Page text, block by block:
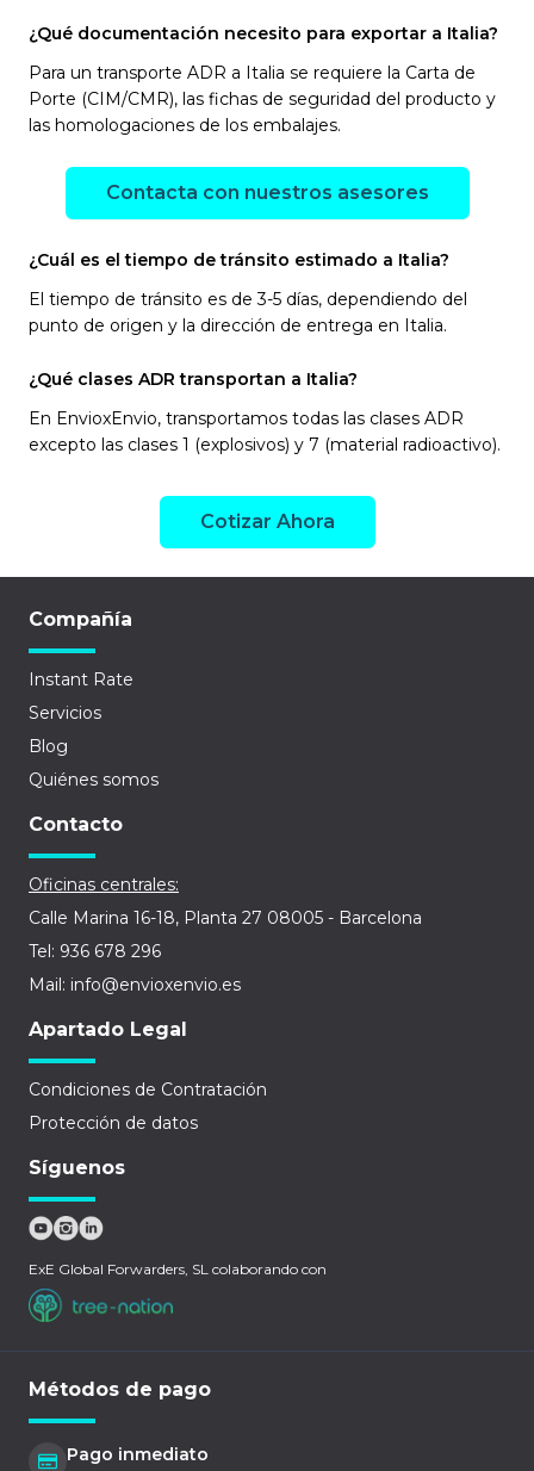
¿Qué documentación necesito para exportar a Italia?
Para un transporte ADR a Italia se requiere la Carta de
Porte (CIM/CMR), las fichas de seguridad del producto y
las homologaciones de los embalajes.
Contacta con nuestros asesores
¿Cuál es el tiempo de tránsito estimado a Italia?
El tiempo de tránsito es de 3-5 días, dependiendo del
punto de origen y la dirección de entrega en Italia.
¿Qué clases ADR transportan a Italia?
En EnvioxEnvio, transportamos todas las clases ADR
excepto las clases 1 (explosivos) y 7 (material radioactivo).
Cotizar Ahora
Compañía
Instant Rate
Servicios
Blog
Quiénes somos
Contacto
Oficinas centrales:
Calle Marina 16-18, Planta 27 08005 - Barcelona
Tel: 936 678 296
Mail: info@envioxenvio.es
Apartado Legal
Condiciones de Contratación
Protección de datos
Síguenos
ExE Global Forwarders, SL colaborando con
Métodos de pago
Pago inmediato